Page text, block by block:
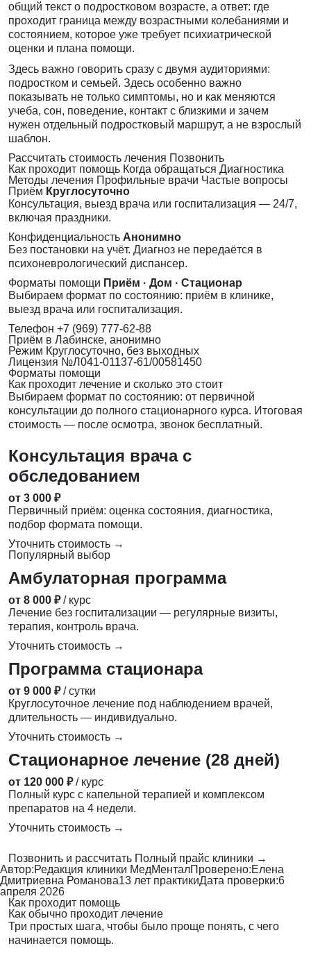
общий текст о подростковом возрасте, а ответ: где
проходит граница между возрастными колебаниями и
состоянием, которое уже требует психиатрической
оценки и плана помощи.
Здесь важно говорить сразу с двумя аудиториями:
подростком и семьей. Здесь особенно важно
показывать не только симптомы, но и как меняются
учеба, сон, поведение, контакт с близкими и зачем
нужен отдельный подростковый маршрут, а не взрослый
шаблон.
Рассчитать стоимость лечения Позвонить
Как проходит помощь Когда обращаться Диагностика
Методы лечения Профильные врачи Частые вопросы
Приём Круглосуточно
Консультация, выезд врача или госпитализация — 24/7,
включая праздники.
Конфиденциальность Анонимно
Без постановки на учёт. Диагноз не передаётся в
психоневрологический диспансер.
Форматы помощи Приём · Дом · Стационар
Выбираем формат по состоянию: приём в клинике,
выезд врача или госпитализация.
Телефон +7 (969) 777-62-88
Приём в Лабинске, анонимно
Режим Круглосуточно, без выходных
Лицензия №Л041-01137-61/00581450
Форматы помощи
Как проходит лечение и сколько это стоит
Выбираем формат по состоянию: от первичной
консультации до полного стационарного курса. Итоговая
стоимость — после осмотра, звонок бесплатный.
Консультация врача с
обследованием
от 3 000 ₽
Первичный приём: оценка состояния, диагностика,
подбор формата помощи.
Уточнить стоимость →
Популярный выбор
Амбулаторная программа
от 8 000 ₽ / курс
Лечение без госпитализации — регулярные визиты,
терапия, контроль врача.
Уточнить стоимость →
Программа стационара
от 9 000 ₽ / сутки
Круглосуточное лечение под наблюдением врачей,
длительность — индивидуально.
Уточнить стоимость →
Стационарное лечение (28 дней)
от 120 000 ₽ / курс
Полный курс с капельной терапией и комплексом
препаратов на 4 недели.
Уточнить стоимость →
Позвонить и рассчитать Полный прайс клиники →
Автор:Редакция клиники МедМенталПроверено:Елена
Дмитриевна Романова13 лет практикиДата проверки:6
апреля 2026
Как проходит помощь
Как обычно проходит лечение
Три простых шага, чтобы было проще понять, с чего
начинается помощь.